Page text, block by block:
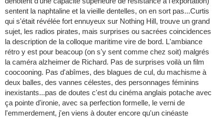
sentent la naphtaline et la vieille dentelles, on en sort pas...Curtis
qui s'était révélée fort ennuyeux sur Nothing Hill, trouve un grand
sujet, les radios pirates, mais surprises ou sacrées coincidences
la description de la colloque maritime vire de bord. L'ambiance
rétro y est pour beacoup (on s'y sent comme chez soit) malgrés
la caméra alzheimer de Richard. Pas de surprises voilà un film
coocooning. Pas d'abîmes, des blagues de cul, du machisme à
deux balles, des vannes célestes, des personnages féminins
inexistants...pas de doutes c'est du cinéma anglais potache avec
ça pointe d'ironie, avec sa perfection formelle, le verni de
l'emmerdement, j'en viens à douter encore qu'un cinéaste